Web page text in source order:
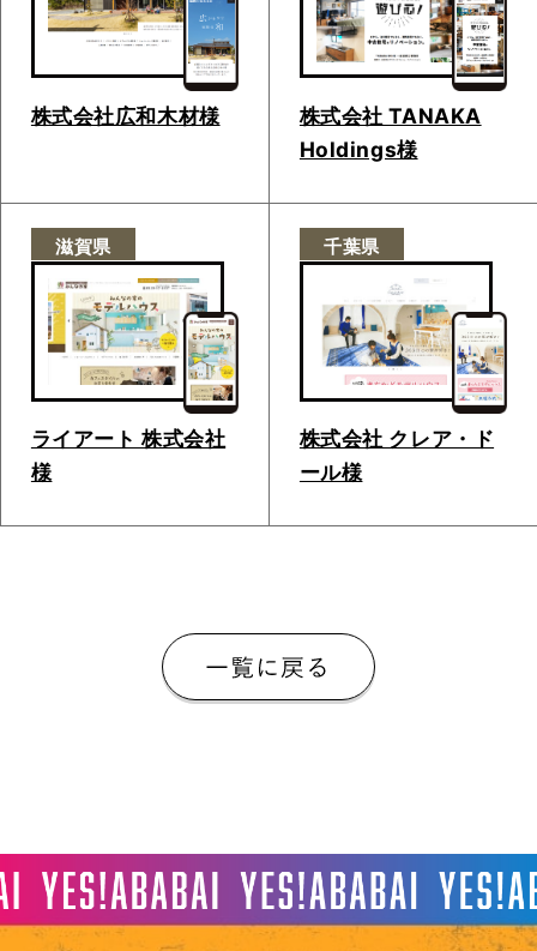
株式会社広和木材様
株式会社 TANAKA
Holdings様
滋賀県
ライアート 株式会社
様
千葉県
株式会社 クレア・ド
ール様